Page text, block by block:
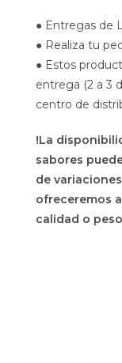
● Entregas de
● Realiza tu
● Estos
entrega (2 a 3
centro de
!La
sabores
de
ofreceremos
calidad o